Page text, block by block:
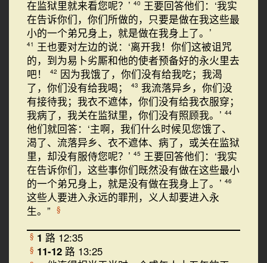
在监狱里就来看您呢？’ 40 王要回答他们：‘我实
在告诉你们，你们所做的，只要是做在我这些最
小的一个弟兄身上，就是做在我身上了。’
41 王也要对左边的说：‘离开我！你们这被诅咒
的，到为易卜劣厮和他的使者预备好的永火里去
吧！
42 因为我饿了，你们没有给我吃；我渴
了，你们没有给我喝；
43 我流落异乡，你们没
有接待我；我衣不遮体，你们没有给我衣服穿；
我病了，我关在监狱里，你们没有照顾我。’ 44
他们就回答：‘主啊，我们什么时候见您饿了、
渴了、流落异乡、衣不遮体、病了，或关在监狱
里，却没有服侍您呢？’ 45 王要回答他们：‘我实
在告诉你们，这些事你们既然没有做在这些最小
的一个弟兄身上，就是没有做在我身上了。’ 46
这些人要进入永远的罪刑，义人却要进入永
生。”
§
§ 1 路 12:35
§ 11-12 路 13:25